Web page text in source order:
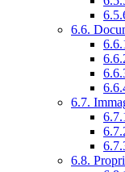
6.6.
6.7.
6.8.